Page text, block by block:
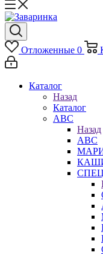
Отложенные 0
Каталог
Назад
Каталог
АВС
Назад
АВС